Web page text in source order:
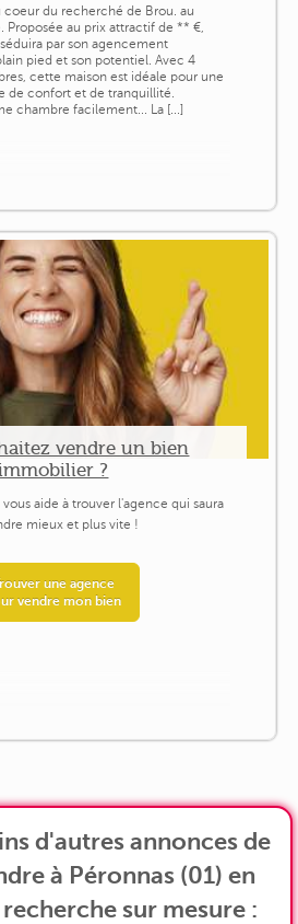
du recherché de Brou. au
Proposée au prix attractif de ** €,
par son agencement
pied et son potentiel. Avec 4
cette maison est idéale pour une
de confort et de tranquillité.
chambre facilement... La [...]
vendre un bien
?
vous aide à trouver l'agence qui saura
mieux et plus vite !
une agence
vendre mon bien
d'autres annonces de
à Péronnas (01) en
sur mesure :